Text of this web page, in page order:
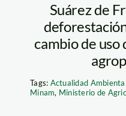
Suárez de
cambio de uso
Tags: Actualidad
Minam, Ministerio de